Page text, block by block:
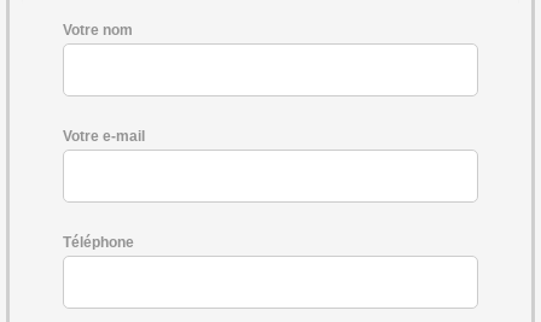
Votre nom
Votre e-mail
Téléphone